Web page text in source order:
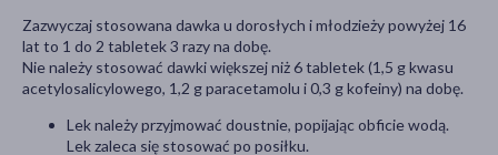
Zazwyczaj stosowana dawka u dorosłych i młodzieży powyżej 16
lat to 1 do 2 tabletek 3 razy na dobę.
Nie należy stosować dawki większej niż 6 tabletek (1,5 g kwasu
acetylosalicylowego, 1,2 g paracetamolu i 0,3 g kofeiny) na dobę.
Lek należy przyjmować doustnie, popijając obficie wodą.
Lek zaleca się stosować po posiłku.